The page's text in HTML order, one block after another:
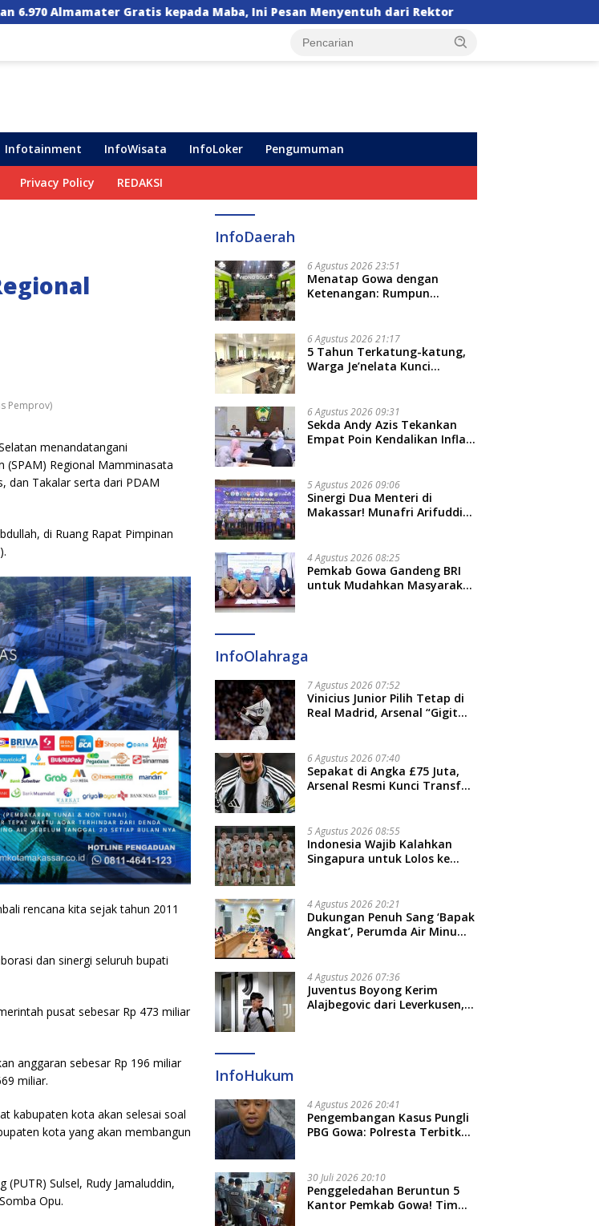
kepada Maba, Ini Pesan Menyentuh dari Rektor Pegadaian Kanwil VI Sulselbarra
Infotainment InfoWisata InfoLoker Pengumuman
Privacy Policy REDAKSI
Pemprov)
menandatangani
Regional Mamminasata
dan Takalar serta dari PDAM
di Ruang Rapat Pimpinan
rencana kita sejak tahun 2011
dan sinergi seluruh bupati
pusat sebesar Rp 473 miliar
anggaran sebesar Rp 196 miliar
miliar.
kabupaten kota akan selesai soal
kota yang akan membangun
Sulsel, Rudy Jamaluddin,
Opu.
InfoDaerah
6 Agustus 2026 23:51
Menatap Gowa dengan
Ketenangan: Rumpun
Sepihak, Tekankan Jalur
Musyawarah, Ingatkan Soal
Adat dan Adab
6 Agustus 2026 21:17
5 Tahun Terkatung-katung,
Warga Je’nelata Kunci
6 Agustus 2026 09:31
Sekda Andy Azis Tekankan
Empat Poin Kendalikan Inflasi
5 Agustus 2026 09:06
Sinergi Dua Menteri di
Makassar! Munafri Arifuddin
Baru
4 Agustus 2026 08:25
Pemkab Gowa Gandeng BRI
untuk Mudahkan Masyarakat
InfoOlahraga
7 Agustus 2026 07:52
Vinicius Junior Pilih Tetap di
Real Madrid, Arsenal “Gigit
6 Agustus 2026 07:40
Sepakat di Angka £75 Juta,
Arsenal Resmi Kunci Transfer
5 Agustus 2026 08:55
Indonesia Wajib Kalahkan
Singapura untuk Lolos ke
4 Agustus 2026 20:21
Dukungan Penuh Sang ‘Bapak
Angkat’, Perumda Air Minum
4 Agustus 2026 07:36
Juventus Boyong Kerim
Alajbegovic dari Leverkusen,
InfoHukum
4 Agustus 2026 20:41
Pengembangan Kasus Pungli
PBG Gowa: Polresta Terbitkan
30 Juli 2026 20:10
Penggeledahan Beruntun 5
Kantor Pemkab Gowa! Tim